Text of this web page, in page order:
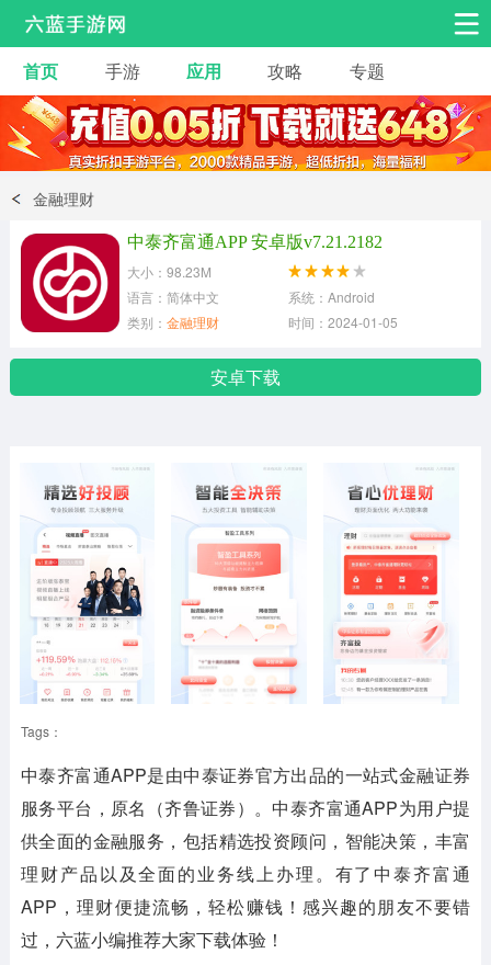
安卓手游 手游工具
热门手游 角色扮演 益智休闲
动作射击
冒险解谜
体育竞技
首页 手游 应用 攻略 专题
金融理财
中泰齐富通APP 安卓版v7.21.2182
大小：98.23M
语言：简体中文
系统：Android
类别： 金融理财 时间：2024-01-05
安卓下载
Tags：
中泰齐富通APP是由中泰证券官方出品的一站式金融证券
服务平台，原名（齐鲁证券）。中泰齐富通APP为用户提
供全面的金融服务，包括精选投资顾问，智能决策，丰富
理财产品以及全面的业务线上办理。有了中泰齐富通
APP，理财便捷流畅，轻松赚钱！感兴趣的朋友不要错
过，六蓝小编推荐大家下载体验！